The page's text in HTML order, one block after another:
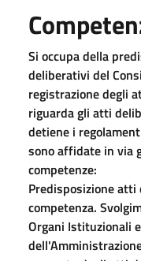
Si occupa della
deliberativi del
registrazione degli
riguarda gli atti
detiene i
sono affidate in via
competenze:
Predisposizione
competenza.
Organi Istituzionali